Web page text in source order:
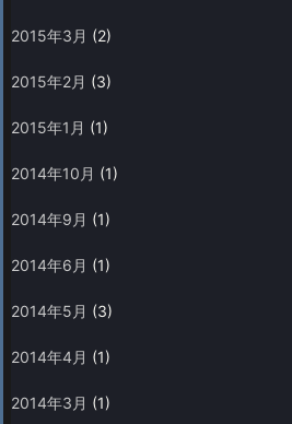
2015年3月 (2)
2015年2月 (3)
2015年1月 (1)
2014年10月 (1)
2014年9月 (1)
2014年6月 (1)
2014年5月 (3)
2014年4月 (1)
2014年3月 (1)